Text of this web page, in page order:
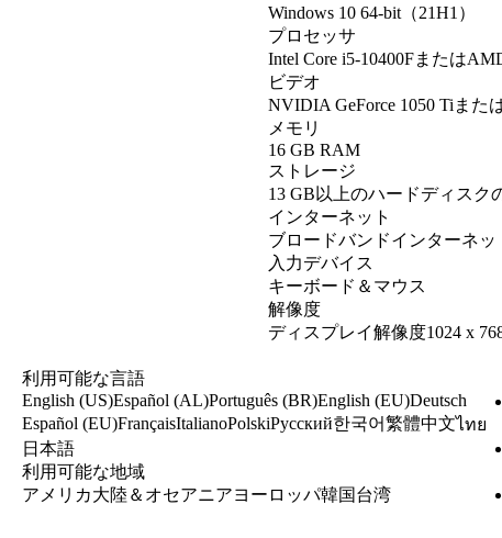
Windows 10 64-bit（21H1）
プロセッサ
Intel Core i5-10400Fまたは
ビデオ
NVIDIA GeForce 1050 Tiまた
メモリ
16 GB RAM
ストレージ
13 GB以上のハードディスク
インターネット
ブロードバンドインターネッ
入力デバイス
キーボード＆マウス
解像度
ディスプレイ解像度1024 x
利用可能な言語
English (US)Español (AL)Português (BR)English (EU)Deutsch
Español (EU)FrançaisItalianoPolskiРусский한국어繁體中文ไทย
日本語
利用可能な地域
アメリカ大陸＆オセアニアヨーロッパ韓国台湾